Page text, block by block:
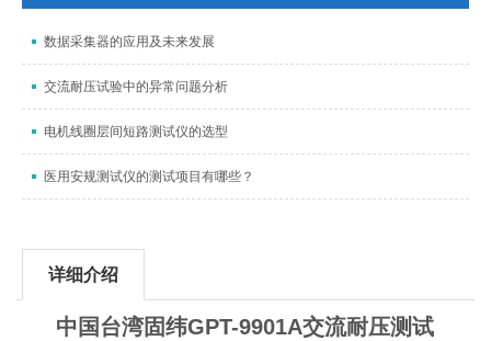
数据采集器的应用及未来发展
交流耐压试验中的异常问题分析
电机线圈层间短路测试仪的选型
医用安规测试仪的测试项目有哪些？
详细介绍
中国台湾固纬GPT-9901A交流耐压测试